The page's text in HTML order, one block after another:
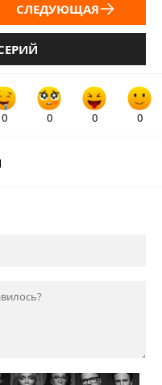
СЛЕДУЮЩАЯ
0 0 0 0